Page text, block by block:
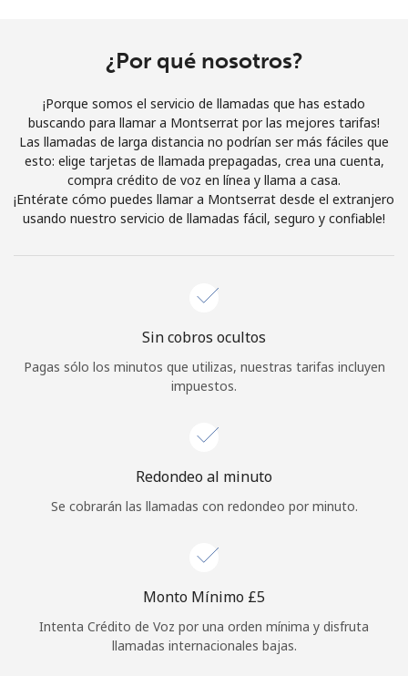
estosTérminos y condiciones.
Únete
Iniciar Sesión
o
Continuar con
¿Por qué nosotros?
¡Porque somos el servicio de llamadas que has estado
buscando para llamar a Montserrat por las mejores tarifas!
Las llamadas de larga distancia no podrían ser más fáciles que
esto: elige tarjetas de llamada prepagadas, crea una cuenta,
compra crédito de voz en línea y llama a casa.
¡Entérate cómo puedes llamar a Montserrat desde el extranjero
usando nuestro servicio de llamadas fácil, seguro y confiable!
Sin cobros ocultos
Pagas sólo los minutos que utilizas, nuestras tarifas incluyen
impuestos.
Redondeo al minuto
Se cobrarán las llamadas con redondeo por minuto.
Monto Mínimo ⁦£5⁩
Intenta Crédito de Voz por una orden mínima y disfruta
llamadas internacionales bajas.